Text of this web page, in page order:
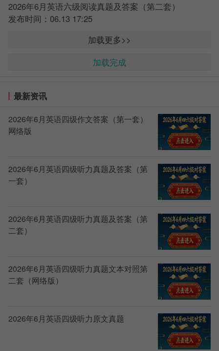
2026年6月英语六级阅读真题及答案（第二套）
发布时间：06.13 17:25
加载更多>>
加载完成
最新资讯
2026年6月英语四级作文答案（第一套）
网络版
2026年6月英语四级听力真题及答案（第
一套）
2026年6月英语四级听力真题及答案（第
二套）
2026年6月英语四级听力真题文本对照第
二套（网络版）
2026年6月英语四级听力原文真题